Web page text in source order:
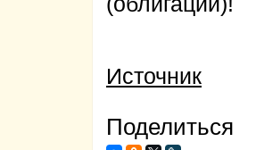
Источник
Поделиться